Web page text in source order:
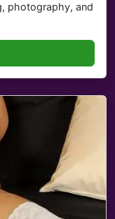
photography, and